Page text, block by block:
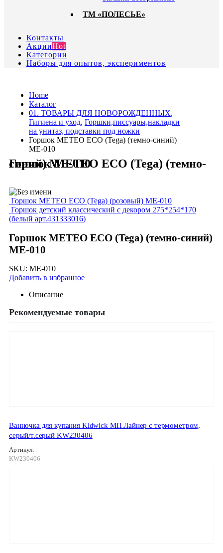
ТМ «ПОЛЕСЬЕ»
Контакты
АкцииHot
Категории
Наборы для опытов, экспериментов
Home
Каталог
01. ТОВАРЫ ДЛЯ НОВОРОЖДЕННЫХ,
Гигиена и уход, Горшки,писсуары,накладки
на унитаз, подставки под ножки
Горшок METEO ECO (Tega) (темно-синий)
ME-010
Горшок METEO ECO (Tega) (темно-синий) ME-010
Горшок METEO ECO (Tega) (розовый) ME-010
Горшок детский классический с декором 275*254*170
(белый арт.431333016)
Горшок METEO ECO (Tega) (темно-синий)
ME-010
SKU: ME-010
Добавить в избранное
Описание
Рекомендуемые товары
Ванночка для купания Kidwick МП Лайнер с термометром,
серый/т.серый KW230406
Артикул:
KW230406